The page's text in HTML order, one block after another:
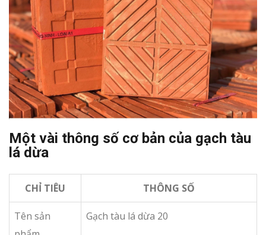
Một vài thông số cơ bản của gạch tàu
lá dừa
CHỈ TIÊU THÔNG SỐ
Tên sản
Gạch tàu lá dừa 20